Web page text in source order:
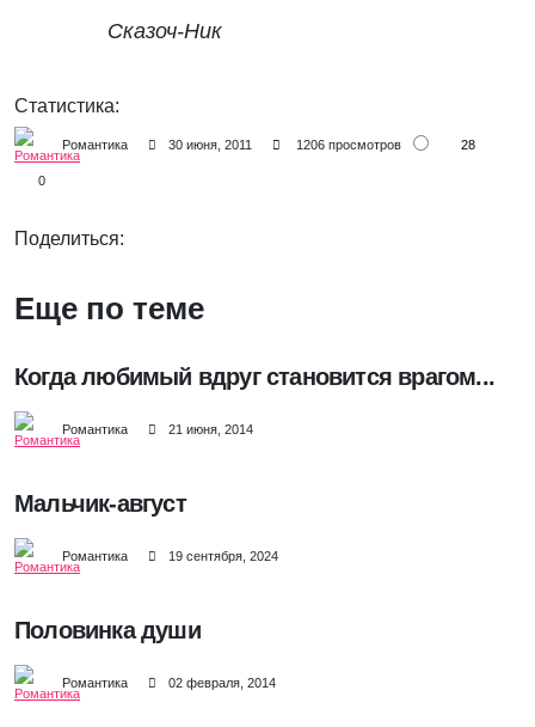
Сказоч-Ник
Статистика:
Романтика 30 июня, 2011 1206 просмотров 28
0
Поделиться:
Еще по теме
Когда любимый вдруг становится врагом...
Романтика 21 июня, 2014
Мальчик-август
Романтика 19 сентября, 2024
Половинка души
Романтика 02 февраля, 2014